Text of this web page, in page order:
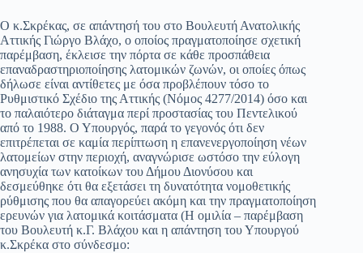
Ο κ.Σκρέκας, σε απάντησή του στο Βουλευτή Ανατολικής
Αττικής Γιώργο Βλάχο, ο οποίος πραγματοποίησε σχετική
παρέμβαση, έκλεισε την πόρτα σε κάθε προσπάθεια
επαναδραστηριοποίησης λατομικών ζωνών, οι οποίες όπως
δήλωσε είναι αντίθετες με όσα προβλέπουν τόσο το
Ρυθμιστικό Σχέδιο της Αττικής (Νόμος 4277/2014) όσο και
το παλαιότερο διάταγμα περί προστασίας του Πεντελικού
από το 1988. Ο Υπουργός, παρά το γεγονός ότι δεν
επιτρέπεται σε καμία περίπτωση η επανενεργοποίηση νέων
λατομείων στην περιοχή, αναγνώρισε ωστόσο την εύλογη
ανησυχία των κατοίκων του Δήμου Διονύσου και
δεσμεύθηκε ότι θα εξετάσει τη δυνατότητα νομοθετικής
ρύθμισης που θα απαγορεύει ακόμη και την πραγματοποίηση
ερευνών για λατομικά κοιτάσματα (Η ομιλία – παρέμβαση
του Βουλευτή κ.Γ. Βλάχου και η απάντηση του Υπουργού
κ.Σκρέκα στο σύνδεσμο: